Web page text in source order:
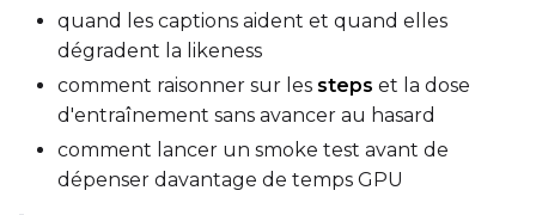
Batch Size
Gradient Accumulation
Steps
quand les captions aident et quand elles
dégradent la likeness
comment raisonner sur les steps et la dose
d'entraînement sans avancer au hasard
comment lancer un smoke test avant de
dépenser davantage de temps GPU